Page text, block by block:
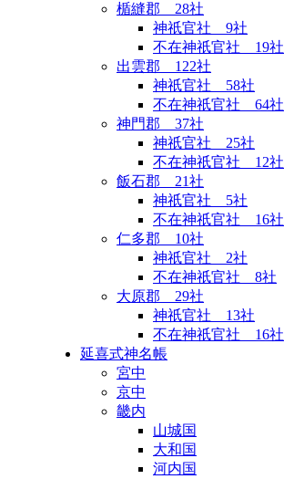
楯縫郡 28社
神祇官社 9社
不在神祇官社 19社
出雲郡 122社
神祇官社 58社
不在神祇官社 64社
神門郡 37社
神祇官社 25社
不在神祇官社 12社
飯石郡 21社
神祇官社 5社
不在神祇官社 16社
仁多郡 10社
神祇官社 2社
不在神祇官社 8社
大原郡 29社
神祇官社 13社
不在神祇官社 16社
延喜式神名帳
宮中
京中
畿内
山城国
大和国
河内国